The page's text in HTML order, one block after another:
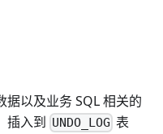
以及业务 SQL 相关的
插入到 UNDO_LOG 表